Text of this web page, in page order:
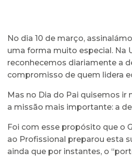
No dia 10 de março,
uma forma muito especial. Na
reconhecemos diariamente a
compromisso de quem lidera
Mas no Dia do Pai quisemos ir
a missão mais importante: a
Foi com esse propósito que o
ao Profissional preparou esta
ainda que por instantes, o